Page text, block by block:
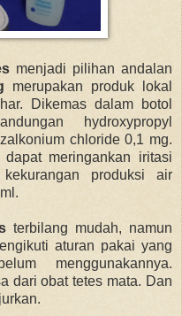
menjadi pilihan andalan
merupakan produk lokal
Dikemas dalam botol
hydroxypropyl
chloride 0,1 mg.
meringankan iritasi
produksi air
terbilang mudah, namun
aturan pakai yang
menggunakannya.
dari obat tetes mata. Dan